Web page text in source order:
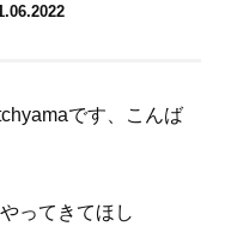
です、こんば
ってきてほし